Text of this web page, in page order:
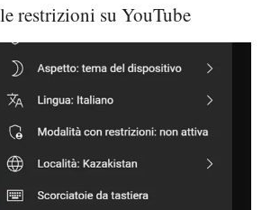
restrizioni su YouTube